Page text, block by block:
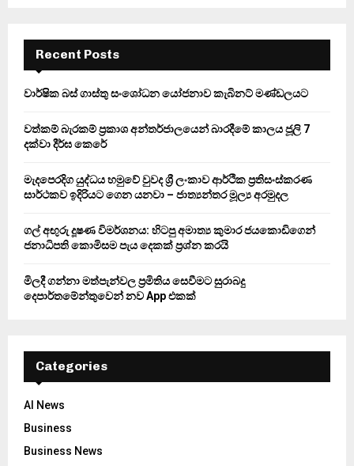
f
r
E
A
Recent Posts
වාර්ෂික බස් ගාස්තු සංශෝධන යෝජනාව කැබිනට් මණ්ඩලයට
වත්කම් බැරකම් ප්‍රකාශ අන්තර්ජාලයෙන් බාරදීමේ කාලය ජූලි 7
දක්වා දීර්ඝ කෙරේ
මැදපෙරදිග යුද්ධය හමුවේ වුවද ශ්‍රී ලංකාව ආර්ථික ප්‍රතිසංස්කරණ
සාර්ථකව ඉදිරියට ගෙන යනවා – ජාත්‍යන්තර මූල්‍ය අරමුදල
ගල් අඟුරු දූෂණ විමර්ශනය: හිටපු අමාත්‍ය කුමාර ජයකොඩිගෙන්
ජනාධිපති කොමිසම පැය දෙකක් ප්‍රශ්න කරයි
මිලදී ගන්නා මත්පැන්වල ප්‍රමිතිය සෙවීමට සුරාබදු
දෙපාර්තමේන්තුවෙන් නව App එකක්
Categories
AI News
Business
Business News